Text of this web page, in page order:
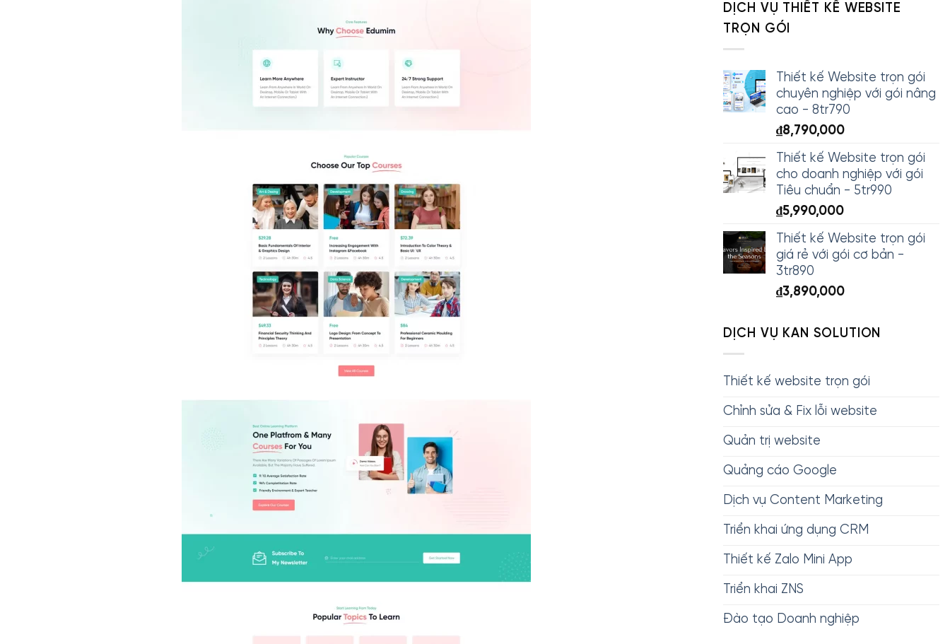
DỊCH VỤ THIẾT KẾ WEBSITE
TRỌN GÓI
Thiết kế Website trọn gói
chuyên nghiệp với gói nâng
cao - 8tr790
₫8,790,000
Thiết kế Website trọn gói
cho doanh nghiệp với gói
Tiêu chuẩn - 5tr990
₫5,990,000
Thiết kế Website trọn gói
giá rẻ với gói cơ bản -
3tr890
₫3,890,000
DỊCH VỤ KAN SOLUTION
Thiết kế website trọn gói
Chỉnh sửa & Fix lỗi website
Quản trị website
Quảng cáo Google
Dịch vụ Content Marketing
Triển khai ứng dụng CRM
Thiết kế Zalo Mini App
Triển khai ZNS
Đào tạo Doanh nghiệp